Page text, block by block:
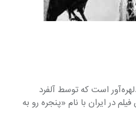
یا پنجره عقبی یک فیلم سینمایی دلهره‌آور است که توسط آلفرد
شده‌است. این فیلم در ایران با نام «پنجره رو به